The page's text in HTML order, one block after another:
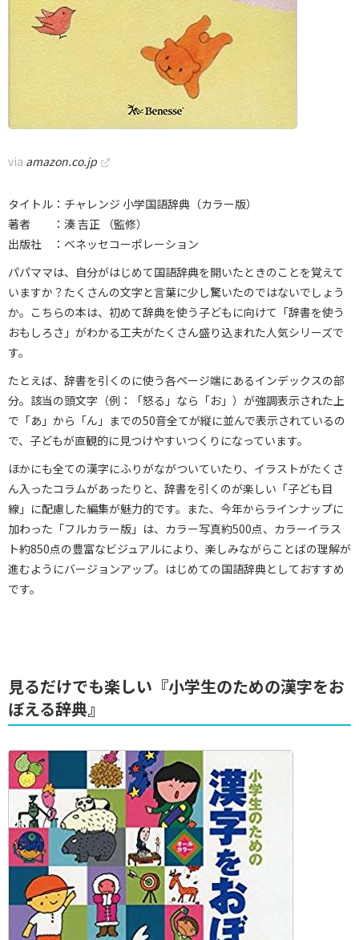
via amazon.co.jp
タイトル：チャレンジ 小学国語辞典（カラー版）
著者 ：湊 吉正 （監修）
出版社 ：ベネッセコーポレーション
パパママは、自分がはじめて国語辞典を開いたときのことを覚えて
いますか？たくさんの文字と言葉に少し驚いたのではないでしょう
か。こちらの本は、初めて辞典を使う子どもに向けて「辞書を使う
おもしろさ」がわかる工夫がたくさん盛り込まれた人気シリーズで
す。
たとえば、辞書を引くのに使う各ページ端にあるインデックスの部
分。該当の頭文字（例：「怒る」なら「お」）が強調表示された上
で「あ」から「ん」までの50音全てが縦に並んで表示されているの
で、子どもが直観的に見つけやすいつくりになっています。
ほかにも全ての漢字にふりがながついていたり、イラストがたくさ
ん入ったコラムがあったりと、辞書を引くのが楽しい「子ども目
線」に配慮した編集が魅力的です。また、今年からラインナップに
加わった「フルカラー版」は、カラー写真約500点、カラーイラス
ト約850点の豊富なビジュアルにより、楽しみながらことばの理解が
進むようにバージョンアップ。はじめての国語辞典としておすすめ
です。
見るだけでも楽しい『小学生のための漢字をお
ぼえる辞典』